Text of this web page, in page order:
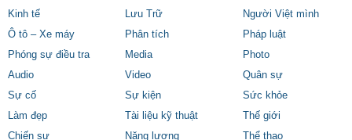
Kinh tế
Lưu Trữ
Người Việt mình
Ô tô – Xe máy
Phân tích
Pháp luật
Phóng sự điều tra
Media
Photo
Audio
Video
Quân sự
Sự cố
Sự kiện
Sức khỏe
Làm đẹp
Tài liệu kỹ thuật
Thế giới
Chiến sự
Năng lượng
Thể thao